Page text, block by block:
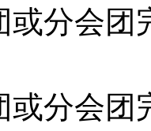
或分会
或分会